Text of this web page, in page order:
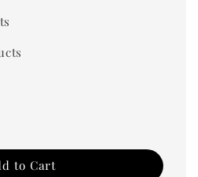
to Cart